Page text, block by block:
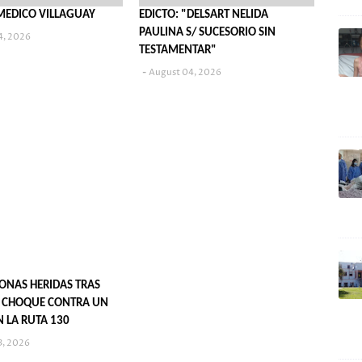
VILLAGUAY
2026
EDICTO: "DELSART NELIDA
PAULINA S/ SUCESORIO SIN
TESTAMENTAR"
August 04, 2026
HERIDAS TRAS
CONTRA UN
LA RUTA 130
2026